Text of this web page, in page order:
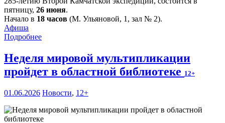
пятницу, 26 июня.
Начало в 18 часов (М. Ульяновой, 1, зал № 2).
Афиша
Подробнее
Неделя мировой мультипликации
пройдет в областной библиотеке 12+
01.06.2026 Новости, 12+